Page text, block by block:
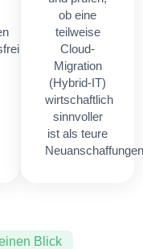
ob eine
teilweise
Cloud-
Migration
(Hybrid-IT)
wirtschaftlich
sinnvoller
ist als teure
Blick